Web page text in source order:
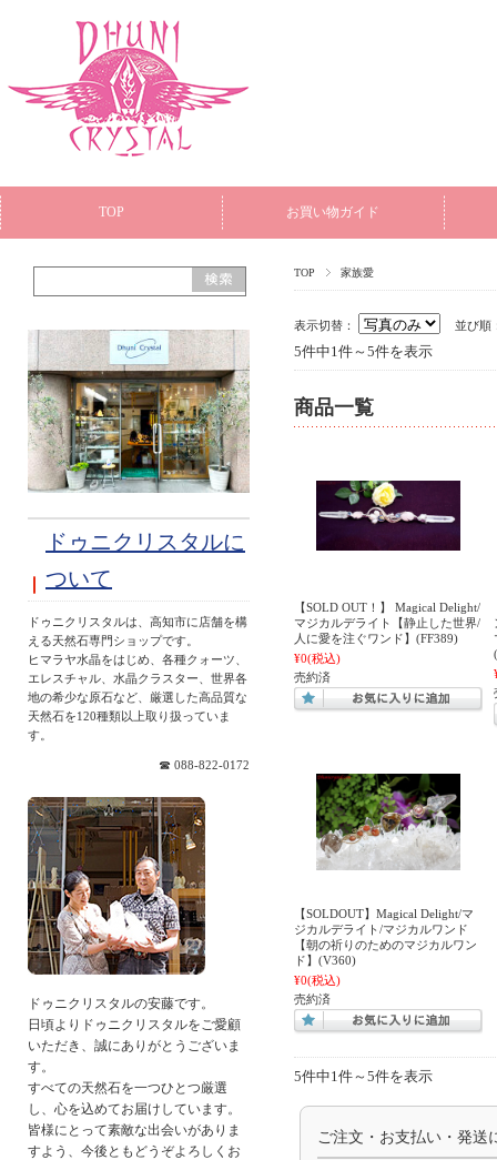
TOP お買い物ガイド
TOP 家族愛
表示切替： 並び順
5件中1件～5件を表示
商品一覧
【SOLD OUT！】 Magical Delight/
マジカルデライト【静止した世界/
人に愛を注ぐワンド】(FF389)
¥0(税込)
売約済
【SOLDOUT】Magical Delight/マ
ジカルデライト/マジカルワンド
【朝の祈りのためのマジカルワン
ド】(V360)
¥0(税込)
売約済
5件中1件～5件を表示
ご注文・お支払い・発送
ドゥニクリスタルに
ついて
ドゥニクリスタルは、高知市に店舗を構
える天然石専門ショップです。
ヒマラヤ水晶をはじめ、各種クォーツ、
エレスチャル、水晶クラスター、世界各
地の希少な原石など、厳選した高品質な
天然石を120種類以上取り扱っていま
す。
☎ 088-822-0172
ドゥニクリスタルの安藤です。
日頃よりドゥニクリスタルをご愛顧
いただき、誠にありがとうございま
す。
すべての天然石を一つひとつ厳選
し、心を込めてお届けしています。
皆様にとって素敵な出会いがありま
すよう、今後ともどうぞよろしくお